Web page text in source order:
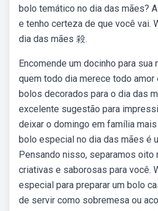
bolo temático no dia das mães?
e tenho certeza de que você vai.
dia das mães 殺.
Encomende um docinho para sua
quem todo dia merece todo amor
bolos decorados para o dia das
excelente sugestão para
deixar o domingo em família
bolo especial no dia das mães é
Pensando nisso, separamos
criativas e saborosas para você.
especial para preparar um bolo
de servir como sobremesa ou